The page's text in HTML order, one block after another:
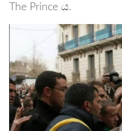
The Prince ය.